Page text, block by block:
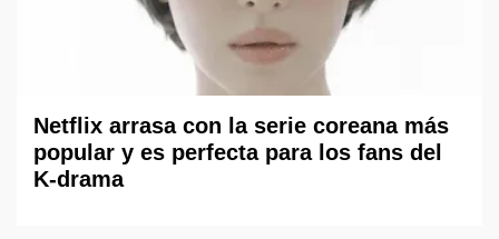
Netflix arrasa con la serie coreana más
popular y es perfecta para los fans del
K-drama